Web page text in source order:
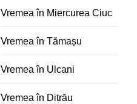
Vremea în Miercurea Ciuc
Vremea în Tămașu
Vremea în Ulcani
Vremea în Ditrău